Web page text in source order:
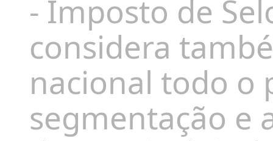
- Imposto de
considera
nacional todo o
segmentação e